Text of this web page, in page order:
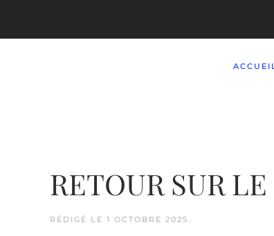
ACCUEIL
RETOUR SUR
RÉDIGÉ LE 1 OCTOBRE 2025 .